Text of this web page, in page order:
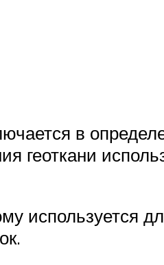
в
геоткани
используется